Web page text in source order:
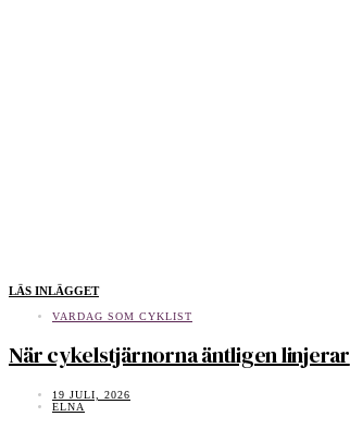
LÄS INLÄGGET
VARDAG SOM CYKLIST
När cykelstjärnorna äntligen linjerar
19 JULI, 2026
ELNA